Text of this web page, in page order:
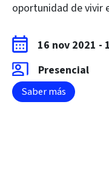
oportunidad de vivir
16 nov 2021 -
Presencial
Saber más